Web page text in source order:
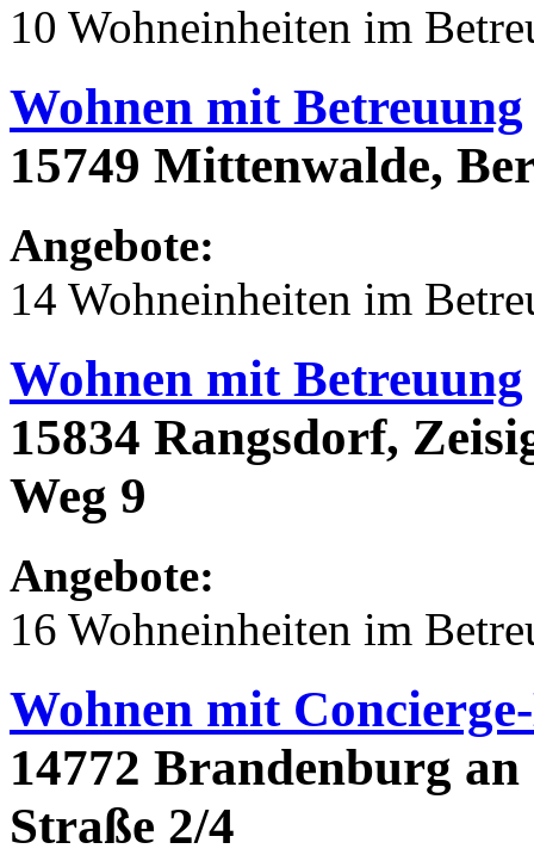
10 Wohneinheiten im
Wohnen mit Betreuung
15749 Mittenwalde,
Angebote:
14 Wohneinheiten im
Wohnen mit Betreuung
15834 Rangsdorf,
Weg 9
Angebote:
16 Wohneinheiten im
Wohnen mit
14772 Brandenburg
Straße 2/4